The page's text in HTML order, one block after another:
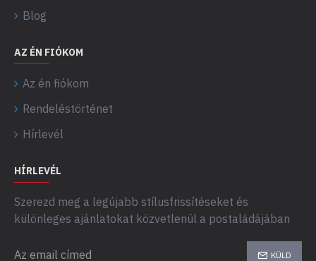
Blog
AZ ÉN FIÓKOM
Az én fiókom
Rendeléstörténet
Hírlevél
HÍRLEVÉL
Szerezd meg a legújabb stílusfrissítéseket és
különleges ajánlatokat közvetlenül a postaládájában
KÜLD